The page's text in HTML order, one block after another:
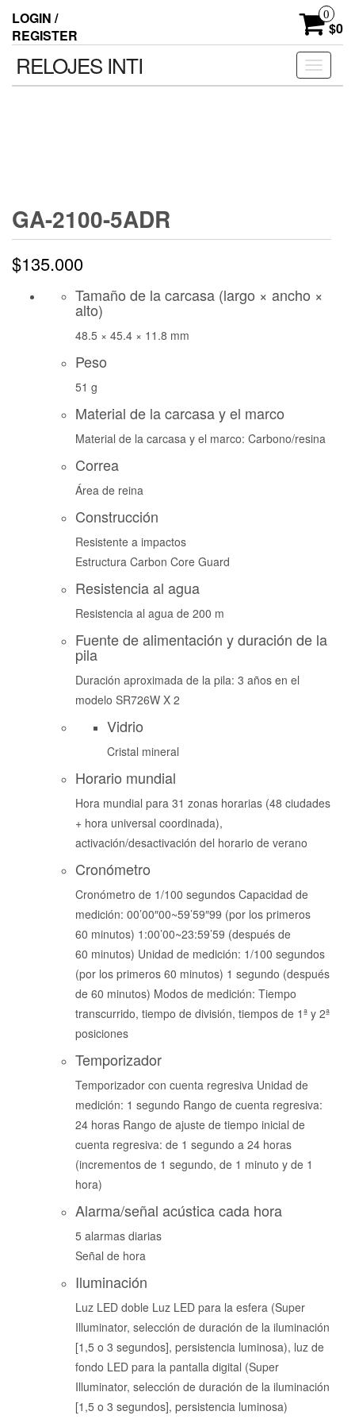
LOGIN /
REGISTER
0
$0
Toggle
RELOJES INTI
GA-2100-5ADR
$135.000
Tamaño de la carcasa (largo × ancho ×
alto)
48.5 × 45.4 × 11.8 mm
Peso
51 g
Material de la carcasa y el marco
Material de la carcasa y el marco: Carbono/resina
Correa
Área de reina
Construcción
Resistente a impactos
Estructura Carbon Core Guard
Resistencia al agua
Resistencia al agua de 200 m
Fuente de alimentación y duración de la
pila
Duración aproximada de la pila: 3 años en el
modelo SR726W X 2
Vidrio
Cristal mineral
Horario mundial
Hora mundial para 31 zonas horarias (48 ciudades
+ hora universal coordinada),
activación/desactivación del horario de verano
Cronómetro
Cronómetro de 1/100 segundos Capacidad de
medición: 00’00″00~59’59″99 (por los primeros
60 minutos) 1:00’00~23:59’59 (después de
60 minutos) Unidad de medición: 1/100 segundos
(por los primeros 60 minutos) 1 segundo (después
de 60 minutos) Modos de medición: Tiempo
transcurrido, tiempo de división, tiempos de 1ª y 2ª
posiciones
Temporizador
Temporizador con cuenta regresiva Unidad de
medición: 1 segundo Rango de cuenta regresiva:
24 horas Rango de ajuste de tiempo inicial de
cuenta regresiva: de 1 segundo a 24 horas
(incrementos de 1 segundo, de 1 minuto y de 1
hora)
Alarma/señal acústica cada hora
5 alarmas diarias
Señal de hora
Iluminación
Luz LED doble Luz LED para la esfera (Super
Illuminator, selección de duración de la iluminación
[1,5 o 3 segundos], persistencia luminosa), luz de
fondo LED para la pantalla digital (Super
Illuminator, selección de duración de la iluminación
[1,5 o 3 segundos], persistencia luminosa)